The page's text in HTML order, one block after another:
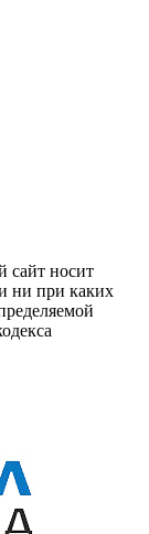
сайт носит
ни при каких